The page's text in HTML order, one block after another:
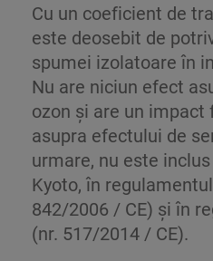
Cu un coeficient de
este deosebit de
spumei izolatoare în
Nu are niciun efect
ozon și are un
asupra efectului de
urmare, nu este
Kyoto, în
842/2006 / CE) și în
(nr. 517/2014 / CE).